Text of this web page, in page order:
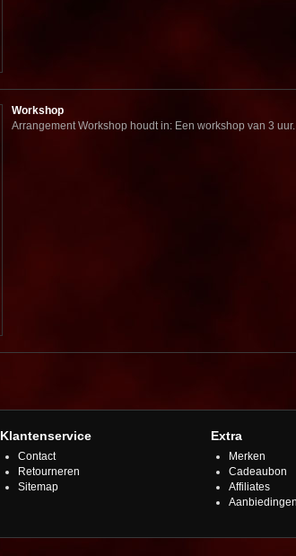
Workshop
Arrangement Workshop houdt in: Een workshop van 3
Klantenservice
Contact
Retourneren
Sitemap
Extra
Merken
Cadeaubon
Affiliates
Aanbiedingen